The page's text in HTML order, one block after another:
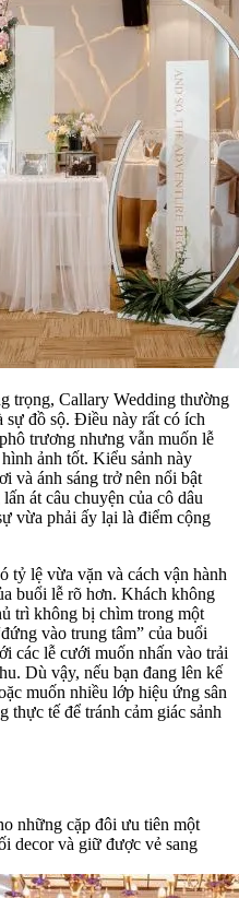
trọng, Callary Wedding thường
sự đồ sộ. Điều này rất có ích
trương nhưng vẫn muốn lễ
ảnh tốt. Kiểu sảnh này
và ánh sáng trở nên nổi bật
át câu chuyện của cô dâu
vừa phải ấy lại là điểm cộng
tỷ lệ vừa vặn và cách vận hành
buổi lễ rõ hơn. Khách không
trì không bị chìm trong một
vào trung tâm” của buổi
các lễ cưới muốn nhấn vào trải
Dù vậy, nếu bạn đang lên kế
muốn nhiều lớp hiệu ứng sân
thực tế để tránh cảm giác sảnh
những cặp đôi ưu tiên một
decor và giữ được vẻ sang